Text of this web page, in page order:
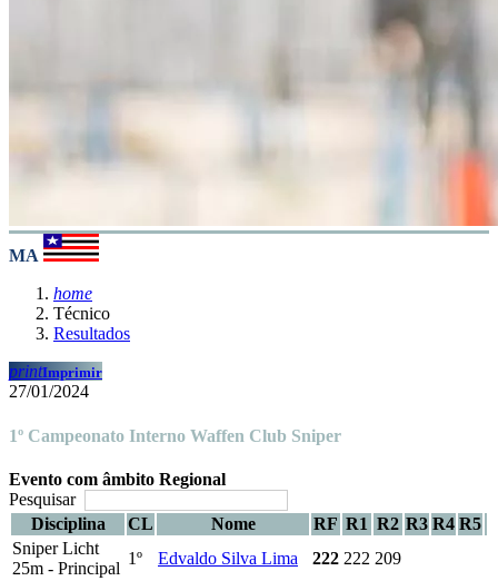
MA
home
Técnico
Resultados
printImprimir
27/01/2024
1º Campeonato Interno Waffen Club Sniper
Evento com âmbito Regional
Pesquisar
Disciplina
CL Nome RF R1 R2 R3 R4 R5
Sniper Licht
25m - Principal
1º Edvaldo Silva Lima 222 222 209